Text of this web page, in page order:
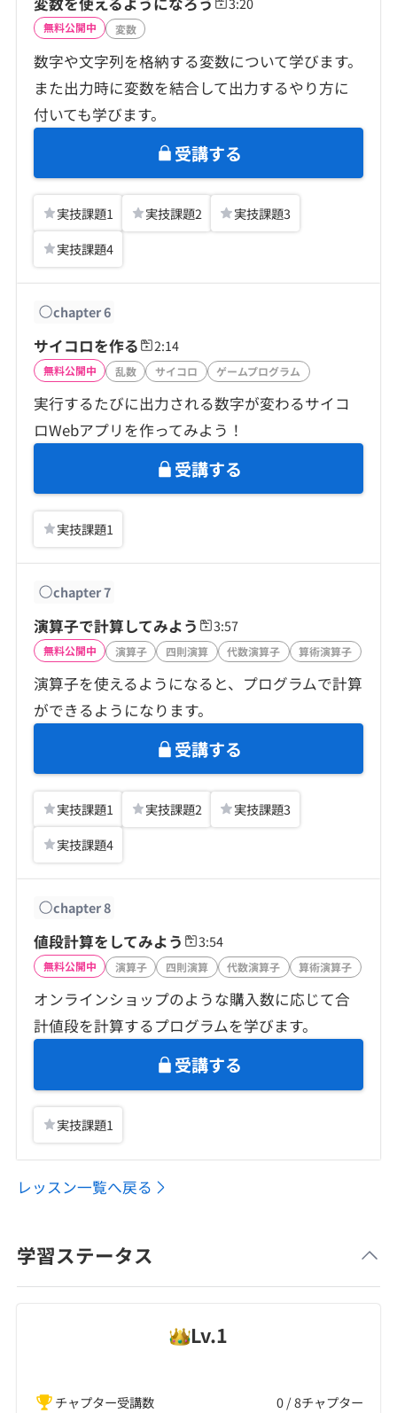
無料公開中 変数
数字や文字列を格納する変数について学びます。
また出力時に変数を結合して出力するやり方に
付いても学びます。
受講する
実技課題1 実技課題2 実技課題3
実技課題4
chapter6
サイコロを作る 2:14
無料公開中 乱数 サイコロ ゲームプログラム
実行するたびに出力される数字が変わるサイコ
ロWebアプリを作ってみよう！
受講する
実技課題1
chapter7
演算子で計算してみよう 3:57
無料公開中 演算子 四則演算 代数演算子 算術演算子
演算子を使えるようになると、プログラムで計算
ができるようになります。
受講する
実技課題1 実技課題2 実技課題3
実技課題4
chapter8
値段計算をしてみよう 3:54
無料公開中 演算子 四則演算 代数演算子 算術演算子
オンラインショップのような購入数に応じて合
計値段を計算するプログラムを学びます。
受講する
実技課題1
レッスン一覧へ戻る
学習ステータス
Lv.1
チャプター受講数
0 / 8チャプター